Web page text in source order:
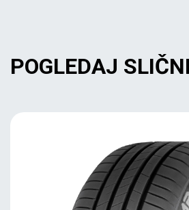
POGLEDAJ